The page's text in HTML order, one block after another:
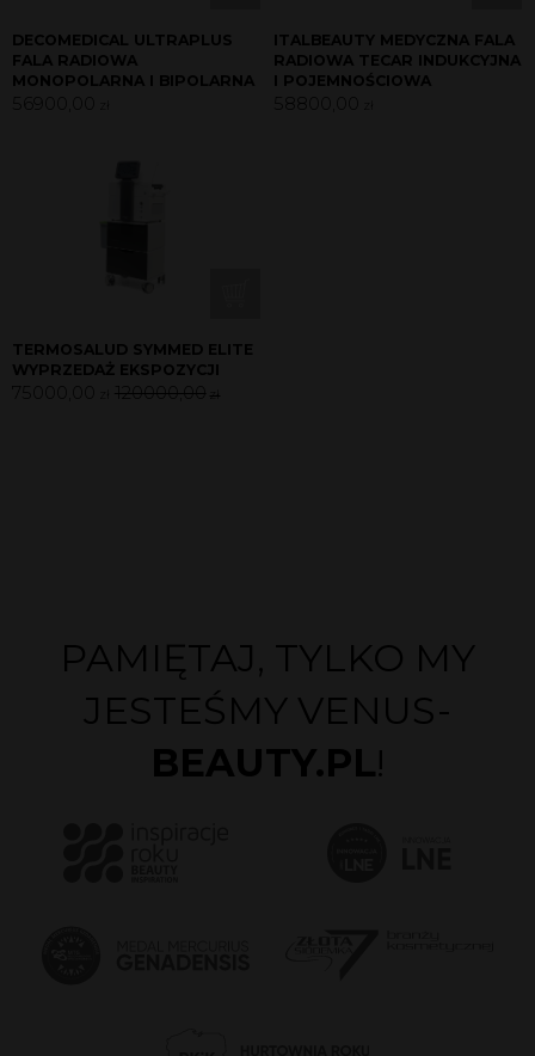
DECOMEDICAL ULTRAPLUS
FALA RADIOWA
MONOPOLARNA I BIPOLARNA
zł
ITALBEAUTY MEDYCZNA FALA
RADIOWA TECAR INDUKCYJNA
I POJEMNOŚCIOWA
58800,00 zł
TERMOSALUD SYMMED ELITE
WYPRZEDAŻ EKSPOZYCJI
zł 120000,00 zł
PAMIĘTAJ, TYLKO MY
JESTEŚMY VENUS-
BEAUTY.PL!